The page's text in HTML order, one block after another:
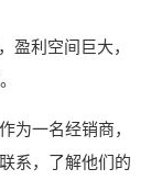
盈利空间巨大，
为一名经销商，
系，了解他们的